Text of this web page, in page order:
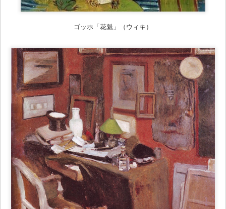
ゴッホ「花魁」（ウィキ）